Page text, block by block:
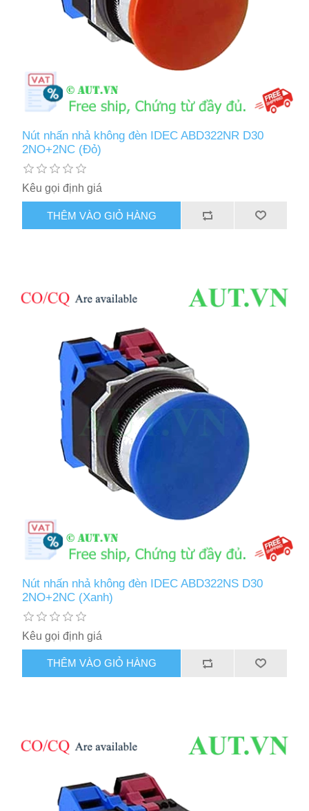
Nút nhấn nhả không đèn IDEC ABD322NR D30
2NO+2NC (Đỏ)
Kêu gọi định giá
THÊM VÀO GIỎ HÀNG
Nút nhấn nhả không đèn IDEC ABD322NS D30
2NO+2NC (Xanh)
Kêu gọi định giá
THÊM VÀO GIỎ HÀNG